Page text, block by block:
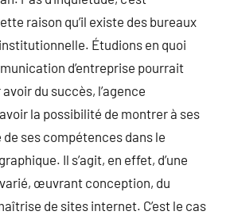
raison qu’il existe des bureaux
Étudions en quoi
d’entreprise pourrait
du succès, l’agence
la possibilité de montrer à ses
de ses compétences dans le
Il s’agit, en effet, d’une
œuvrant conception, du
de sites internet. C’est le cas